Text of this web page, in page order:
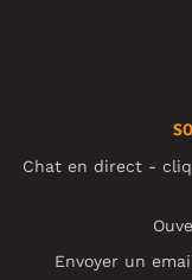
Chat en direct -
Envoyer un